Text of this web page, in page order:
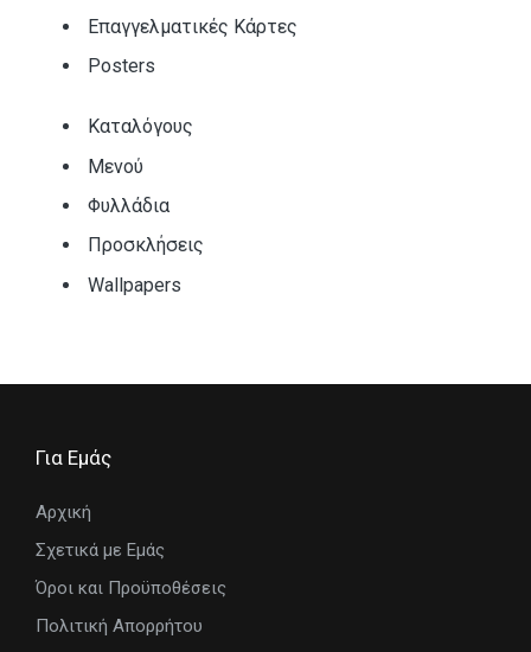
Επαγγελματικές Κάρτες
Posters
Καταλόγους
Μενού
Φυλλάδια
Προσκλήσεις
Wallpapers
Για Εμάς
Αρχική
Σχετικά με Εμάς
Όροι και Προϋποθέσεις
Πολιτική Απορρήτου